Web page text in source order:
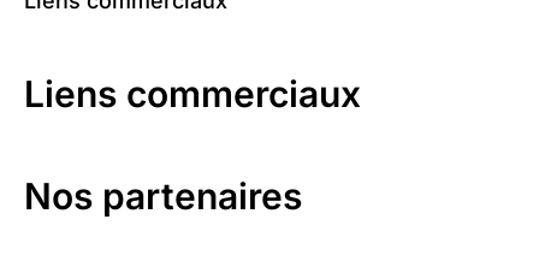
Liens commerciaux
Nos partenaires